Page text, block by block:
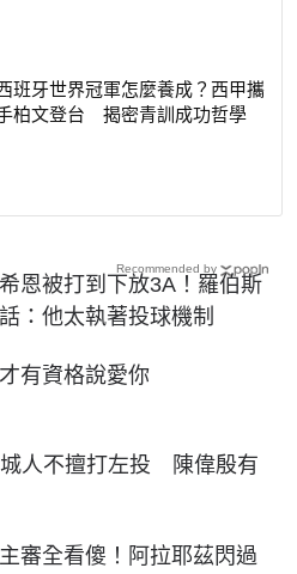
班牙世界冠軍怎麼養成？西甲攜
柏文登台 揭密青訓成功哲學
恩被打到下放3A！羅伯斯
：他太執著投球機制
有資格說愛你
人不擅打左投 陳偉殷有
審全看傻！阿拉耶茲閃過
Recommended by